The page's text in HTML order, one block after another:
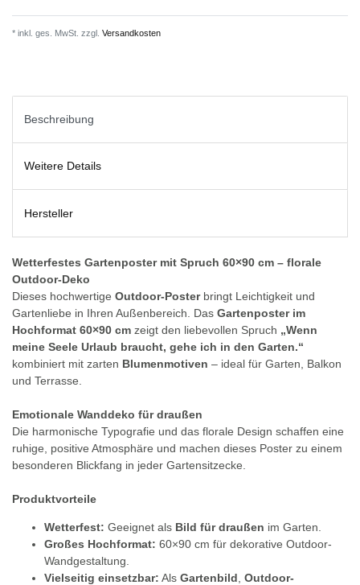
* inkl. ges. MwSt. zzgl. Versandkosten
Beschreibung
Weitere Details
Hersteller
Wetterfestes Gartenposter mit Spruch 60×90 cm – florale
Outdoor-Deko
Dieses hochwertige Outdoor-Posterbringt Leichtigkeit und
Gartenliebe in Ihren Außenbereich. Das Gartenposter im
Hochformat 60×90 cm zeigt den liebevollen Spruch „Wenn
meine Seele Urlaub braucht, gehe ich in den Garten.“
kombiniert mit zarten Blumenmotiven – ideal für Garten, Balkon
und Terrasse.
Emotionale Wanddeko für draußen
Die harmonische Typografie und das florale Design schaffen eine
ruhige, positive Atmosphäre und machen dieses Poster zu einem
besonderen Blickfang in jeder Gartensitzecke.
Produktvorteile
Wetterfest: Geeignet als Bild für draußen im Garten.
Großes Hochformat: 60×90 cm für dekorative Outdoor-
Wandgestaltung.
Vielseitig einsetzbar: Als Gartenbild Outdoor-